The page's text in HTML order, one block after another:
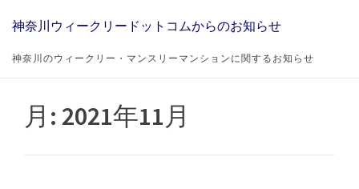
神奈川ウィークリードットコムからのお知らせ
神奈川のウィークリー・マンスリーマンションに関するお知らせ
月: 2021年11月